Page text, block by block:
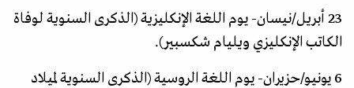
23 أبريل/نيسان- يوم اللغة الإنكليزية (الذكرى السنوية لوفاة
الكاتب الإنكليزي ويليام شكسبير).
6 يونيو/حزيران- يوم اللغة الروسية (الذكرى السنوية لميلاد